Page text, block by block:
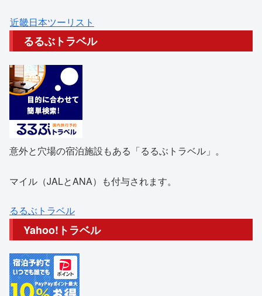
近畿日本ツーリスト
るるぶトラベル
意外と穴場の宿泊施設もある「るるぶトラベル」。
マイル（JALとANA）も付与されます。
るるぶトラベル
Yahoo!トラベル